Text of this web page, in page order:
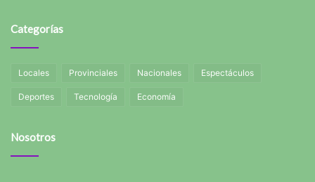
Categorías
Locales Provinciales Nacionales Espectáculos
Deportes Tecnología Economía
Nosotros